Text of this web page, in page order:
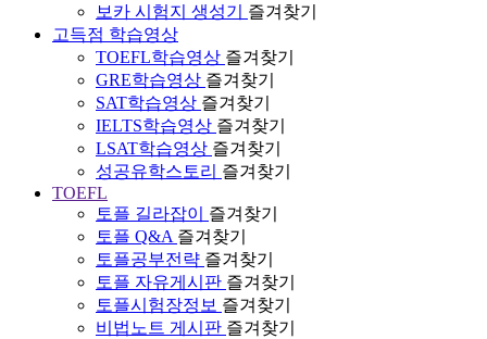
보카 시험지 생성기
즐겨찾기
고득점 학습영상
TOEFL학습영상 즐겨찾기
GRE학습영상 즐겨찾기
SAT학습영상 즐겨찾기
IELTS학습영상 즐겨찾기
LSAT학습영상 즐겨찾기
성공유학스토리 즐겨찾기
TOEFL
토플 길라잡이
즐겨찾기
토플 Q&A 즐겨찾기
토플공부전략 즐겨찾기
토플 자유게시판 즐겨찾기
토플시험장정보 즐겨찾기
비법노트 게시판 즐겨찾기